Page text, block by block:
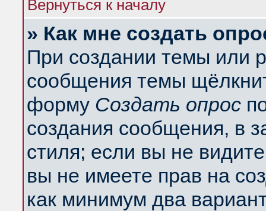
Вернуться к началу
» Как мне создать
При создании темы или
сообщения темы
форму Создать опрос
создания сообщения, в
стиля; если вы не
вы не имеете прав на
как минимум два